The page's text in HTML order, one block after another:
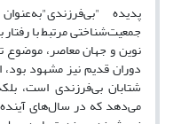
پدیده
جمعیت‌شناختی مرتبط با رفتار
نوین و جهان معاصر،
دوران قدیم نیز مشهود
شتابان بی‌فرزندی است،
می‌دهد که در سال‌های